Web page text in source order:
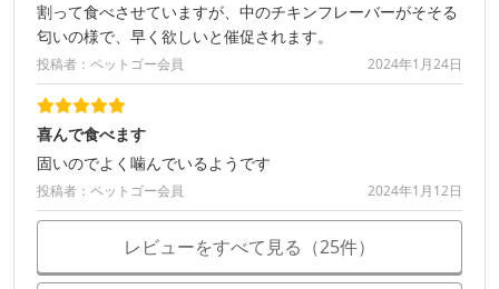
割って食べさせていますが、中のチキンフレーバーがそそる
匂いの様で、早く欲しいと催促されます。
投稿者：ペットゴー会員 2024年1月24日
喜んで食べます
固いのでよく噛んでいるようです
投稿者：ペットゴー会員 2024年1月12日
レビューをすべて見る（25件）